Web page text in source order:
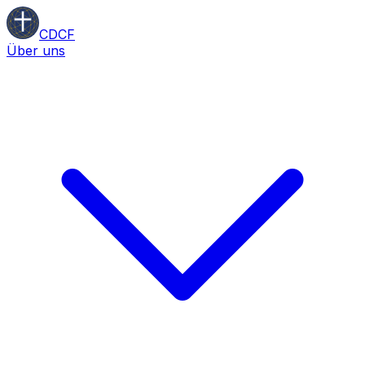
CDCF
Über uns